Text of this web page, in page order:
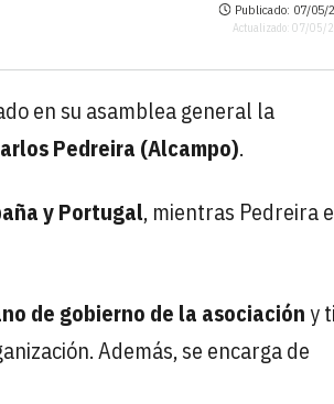
Publicado: 07/05/
Actualizado: 07/05/
en su asamblea general la
Pedreira (Alcampo).
y Portugal, mientras Pedreira
de gobierno de la asociacióny
Además, se encarga de